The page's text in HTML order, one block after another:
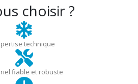
choisir ?
technique
fiable et robuste